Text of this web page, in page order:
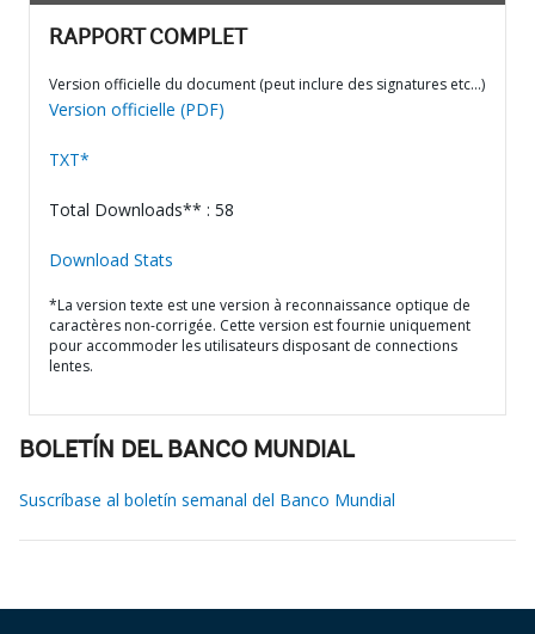
RAPPORT COMPLET
Version officielle du document (peut inclure des signatures etc…)
Version officielle (PDF)
TXT*
Total Downloads** : 58
Download Stats
*La version texte est une version à reconnaissance optique de
caractères non-corrigée. Cette version est fournie uniquement
pour accommoder les utilisateurs disposant de connections
lentes.
BOLETÍN DEL BANCO MUNDIAL
Suscríbase al boletín semanal del Banco Mundial